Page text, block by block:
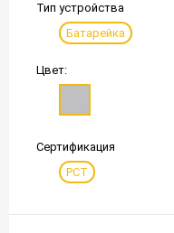
Тип устройства
Батарейка
Цвет:
Сертификация
РСТ